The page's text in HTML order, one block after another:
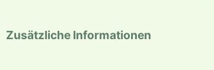
Zusätzliche Informationen